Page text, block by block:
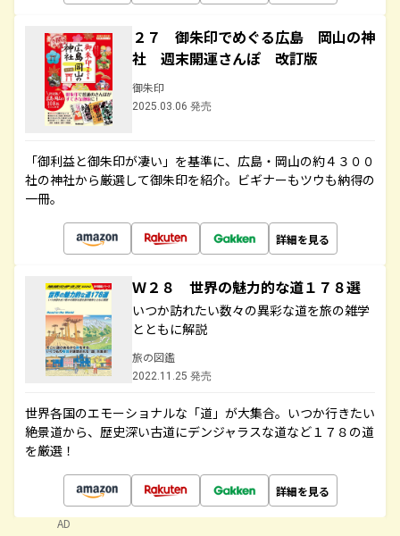
２７ 御朱印でめぐる広島 岡山の神
社 週末開運さんぽ 改訂版
御朱印
2025.03.06 発売
「御利益と御朱印が凄い」を基準に、広島・岡山の約４３００
社の神社から厳選して御朱印を紹介。ビギナーもツウも納得の
一冊。
詳細を見る
Ｗ２８ 世界の魅力的な道１７８選
いつか訪れたい数々の異彩な道を旅の雑学
とともに解説
旅の図鑑
2022.11.25 発売
世界各国のエモーショナルな「道」が大集合。いつか行きたい
絶景道から、歴史深い古道にデンジャラスな道など１７８の道
を厳選！
詳細を見る
AD